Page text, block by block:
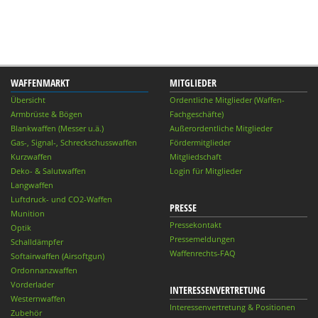
WAFFENMARKT
Übersicht
Armbrüste & Bögen
Blankwaffen (Messer u.ä.)
Gas-, Signal-, Schreckschusswaffen
Kurzwaffen
Deko- & Salutwaffen
Langwaffen
Luftdruck- und CO2-Waffen
Munition
Optik
Schalldämpfer
Softairwaffen (Airsoftgun)
Ordonnanzwaffen
Vorderlader
Westernwaffen
Zubehör
MITGLIEDER
Ordentliche Mitglieder (Waffen-
Fachgeschäfte)
Außerordentliche Mitglieder
Fördermitglieder
Mitgliedschaft
Login für Mitglieder
PRESSE
Pressekontakt
Pressemeldungen
Waffenrechts-FAQ
INTERESSENVERTRETUNG
Interessenvertretung & Positionen